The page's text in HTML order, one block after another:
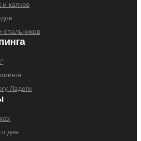
каяков
спальников
Ладоги
дня